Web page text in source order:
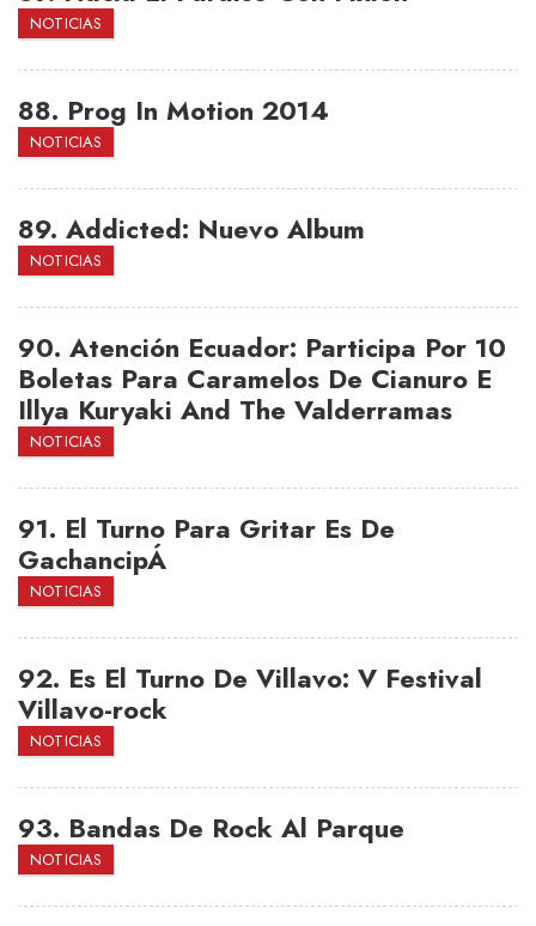
NOTICIAS
88. Prog In Motion 2014
NOTICIAS
89. Addicted: Nuevo Album
NOTICIAS
90. Atención Ecuador: Participa Por 10
Boletas Para Caramelos De Cianuro E
Illya Kuryaki And The Valderramas
NOTICIAS
91. El Turno Para Gritar Es De
GachancipÁ
NOTICIAS
92. Es El Turno De Villavo: V Festival
Villavo-rock
NOTICIAS
93. Bandas De Rock Al Parque
NOTICIAS